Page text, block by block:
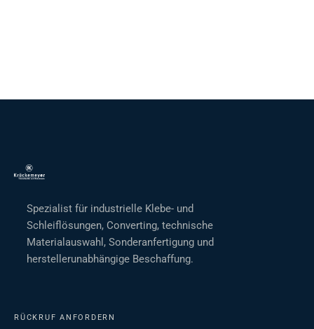
Spezialist für industrielle Klebe- und
Schleiflösungen, Converting, technische
Materialauswahl, Sonderanfertigung und
herstellerunabhängige Beschaffung.
RÜCKRUF ANFORDERN